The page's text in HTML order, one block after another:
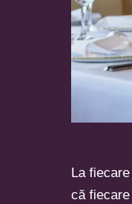
La
că